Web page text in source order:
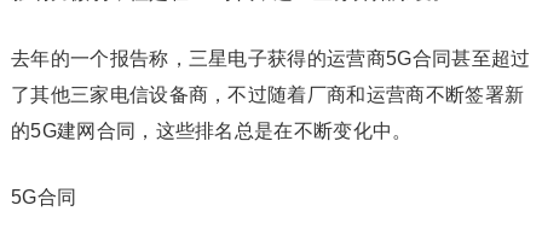
去年的一个报告称，三星电子获得的运营商5G合同甚至超过
了其他三家电信设备商，不过随着厂商和运营商不断签署新
的5G建网合同，这些排名总是在不断变化中。
5G合同